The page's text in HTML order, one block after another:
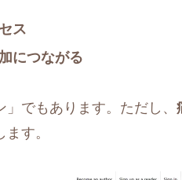
ス
につながる
でもあります。ただし、
す。